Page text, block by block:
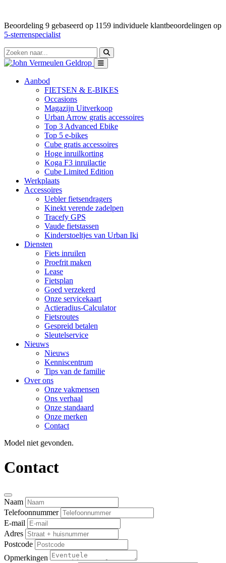
Beoordeling 9 gebaseerd op 1159 individuele klantbeoordelingen op
5-sterrenspecialist
Aanbod
FIETSEN & E-BIKES
Occasions
Magazijn Uitverkoop
Urban Arrow gratis accessoires
Top 3 Advanced Ebike
Top 5 e-bikes
Cube gratis accessoires
Hoge inruilkorting
Koga F3 inruilactie
Cube Limited Edition
Werkplaats
Accessoires
Uebler fietsendragers
Kinekt verende zadelpen
Tracefy GPS
Vaude fietstassen
Kinderstoeltjes van Urban Iki
Diensten
Fiets inruilen
Proefrit maken
Lease
Fietsplan
Goed verzekerd
Onze servicekaart
Actieradius-Calculator
Fietsroutes
Gespreid betalen
Sleutelservice
Nieuws
Nieuws
Kenniscentrum
Tips van de familie
Over ons
Onze vakmensen
Ons verhaal
Onze standaard
Onze merken
Contact
Model niet gevonden.
Contact
Naam
Telefoonnummer
E-mail
Adres
Postcode
Opmerkingen